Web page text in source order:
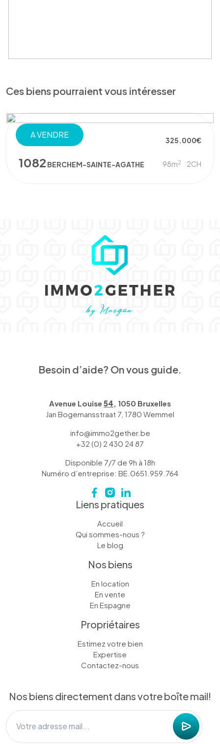
Ces biens pourraient vous intéresser
A VENDRE
APPARTEMENT 325.000€
1082 BERCHEM-SAINTE-AGATHE 98m2 2CH
Besoin d’aide? On vous guide.
Avenue Louise 54 , 1050 Bruxelles
Jan Bogemansstraat 7, 1780 Wemmel
info@immo2gether.be
+32 (0) 2 430 24 87
Disponible 7/7 de 9h à 18h
Numéro d’entreprise: BE.0651.959.764
Liens pratiques
Accueil
Qui sommes-nous ?
Le blog
Nos biens
En location
En vente
En Espagne
Propriétaires
Estimez votre bien
Expertise
Contactez-nous
Nos biens directement dans votre boîte mail!